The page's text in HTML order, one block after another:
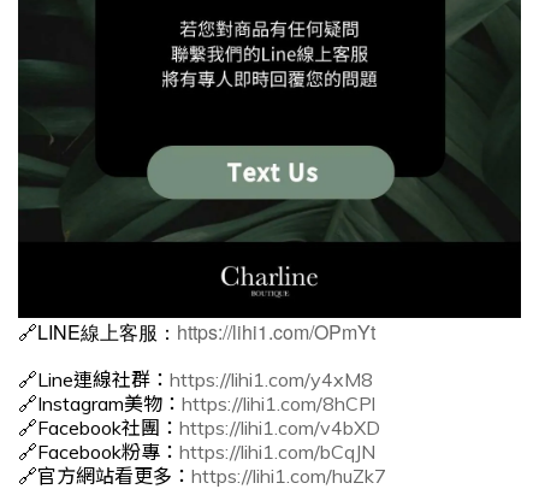
🔗LINE線上客服： https://lihi1.com/OPmYt
🔗Line連線社群： https://lihi1.com/y4xM8
🔗Instagram美物： https://lihi1.com/8hCPl
🔗Facebook社團： https://lihi1.com/v4bXD
🔗Facebook粉專： https://lihi1.com/bCqJN
🔗官方網站看更多： https://lihi1.com/huZk7